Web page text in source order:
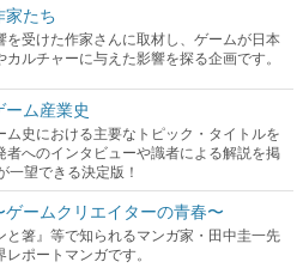
家たち
を受けた作家さんに取材し、ゲームが日本
ルチャーに与えた影響を探る企画です。
ム産業史
ム史における主要なトピック・タイトルを
者へのインタビューや識者による解説を掲
一望できる決定版！
ームクリエイターの青春〜
と箸』等で知られるマンガ家・田中圭一先
ポートマンガです。